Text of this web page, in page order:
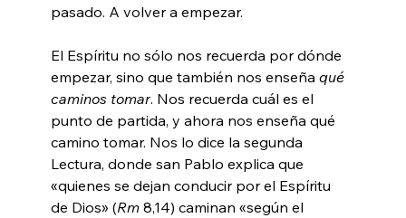
pasado. A volver a empezar.
El Espíritu no sólo nos recuerda por dónde
empezar, sino que también nos enseña qué
caminos tomar. Nos recuerda cuál es el
punto de partida, y ahora nos enseña qué
camino tomar. Nos lo dice la segunda
Lectura, donde san Pablo explica que
«quienes se dejan conducir por el Espíritu
de Dios» (Rm 8,14) caminan «según el